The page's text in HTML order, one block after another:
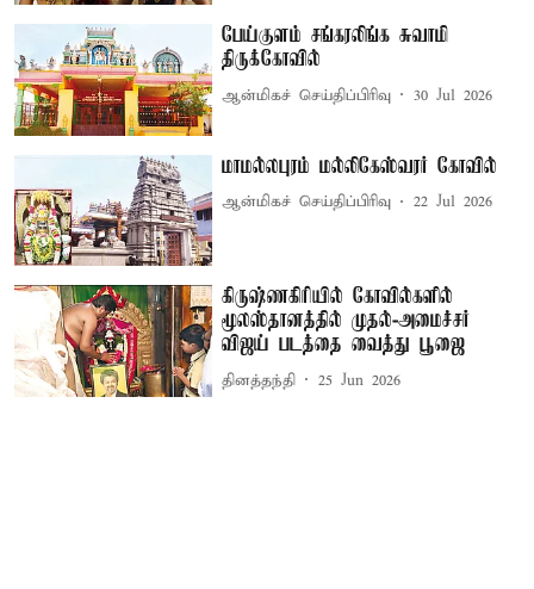
பேய்குளம் சங்கரலிங்க சுவாமி
திருக்கோவில்
ஆன்மிகச் செய்திப்பிரிவு 30 Jul 2026
மாமல்லபுரம் மல்லிகேஸ்வரர் கோவில்
ஆன்மிகச் செய்திப்பிரிவு 22 Jul 2026
கிருஷ்ணகிரியில் கோவில்களில்
மூலஸ்தானத்தில் முதல்-அமைச்சர்
விஜய் படத்தை வைத்து பூஜை
தினத்தந்தி 25 Jun 2026